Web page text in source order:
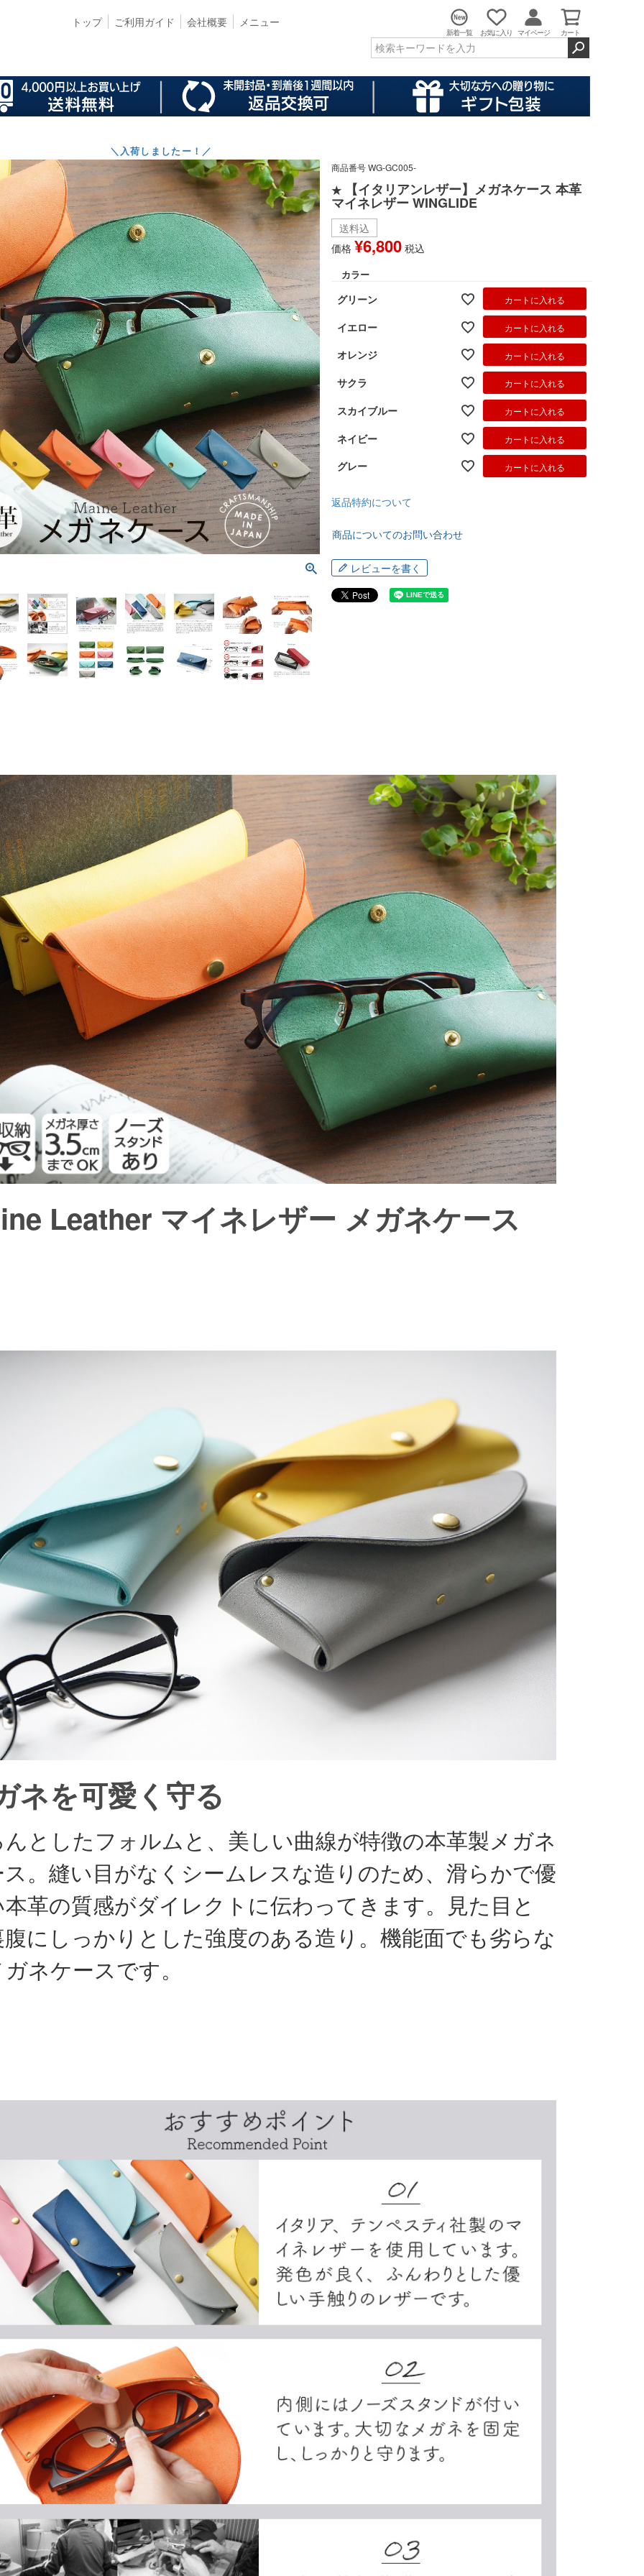
トップ ご利用ガイド 会社概要 メニュー
新着一覧 お気に入り マイページ カート
＼入荷しましたー！／
商品番号WG-GC005-
★ 【イタリアンレザー】メガネケース 本革
マイネレザー WINGLIDE
送料込
価格 ¥6,800 税込
カラー
グリーン カートに入れる
イエロー カートに入れる
オレンジ カートに入れる
サクラ カートに入れる
スカイブルー カートに入れる
ネイビー カートに入れる
グレー カートに入れる
返品特約について
商品についてのお問い合わせ
レビューを書く
Leather マイネレザー メガネケース
ネを可愛く守る
としたフォルムと、美しい曲線が特徴の本革製メガネ
。縫い目がなくシームレスな造りのため、滑らかで優
革の質感がダイレクトに伝わってきます。見た目と
にしっかりとした強度のある造り。機能面でも劣らな
ネケースです。